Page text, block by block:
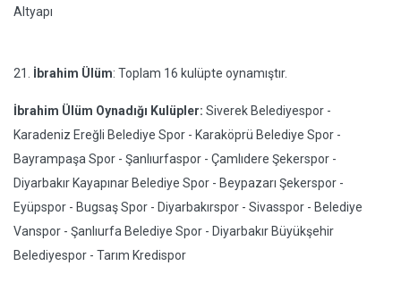
Altyapı
21. İbrahim Ülüm: Toplam 16 kulüpte oynamıştır.
İbrahim Ülüm Oynadığı Kulüpler: Siverek Belediyespor -
Karadeniz Ereğli Belediye Spor - Karaköprü Belediye Spor -
Bayrampaşa Spor - Şanlıurfaspor - Çamlıdere Şekerspor -
Diyarbakır Kayapınar Belediye Spor - Beypazarı Şekerspor -
Eyüpspor - Bugsaş Spor - Diyarbakırspor - Sivasspor - Belediye
Vanspor - Şanlıurfa Belediye Spor - Diyarbakır Büyükşehir
Belediyespor - Tarım Kredispor